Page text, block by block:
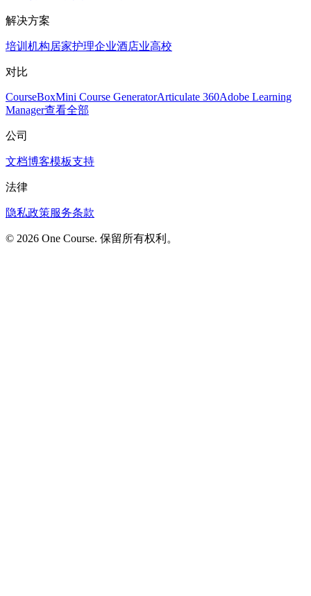
解决方案
培训机构居家护理企业酒店业高校
对比
CourseBoxMini Course GeneratorArticulate 360Adobe Learning
Manager查看全部
公司
文档博客模板支持
法律
隐私政策服务条款
© 2026 One Course. 保留所有权利。